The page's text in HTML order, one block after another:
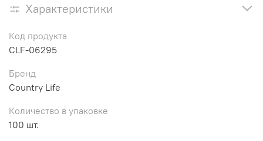
Характеристики
Код продукта
CLF-06295
Бренд
Country Life
Количество в упаковке
100 шт.